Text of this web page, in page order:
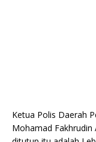
Ketua Polis Daerah
Mohamad Fakhrudin